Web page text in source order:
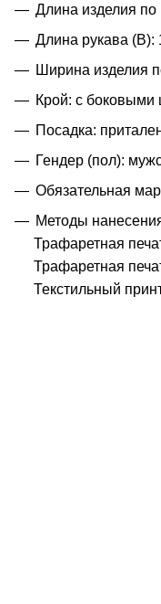
Длина изделия по
Длина рукава (B):
Ширина изделия
Крой: с
Посадка:
Гендер (пол):
Обязательная
Методы
Трафаретная
Трафаретная
Текстильный